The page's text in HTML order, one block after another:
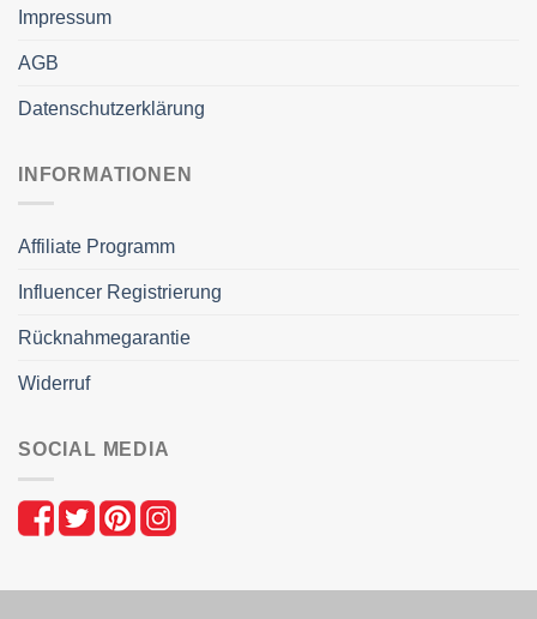
Impressum
AGB
Datenschutzerklärung
INFORMATIONEN
Affiliate Programm
Influencer Registrierung
Rücknahmegarantie
Widerruf
SOCIAL MEDIA